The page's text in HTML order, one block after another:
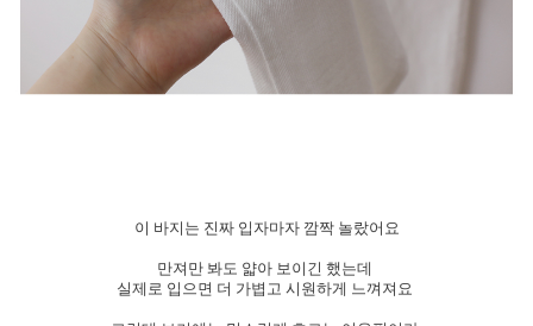
이 바지는 진짜 입자마자 깜짝 놀랐어요
만져만 봐도 얇아 보이긴 했는데
실제로 입으면 더 가볍고 시원하게 느껴져요